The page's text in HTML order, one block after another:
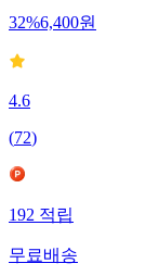
32%6,400원
4.6
(72)
192적립
무료배송